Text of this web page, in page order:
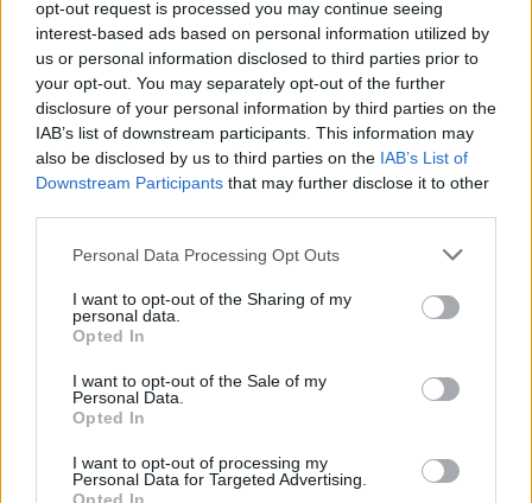
opt-out request is processed you may continue seeing
interest-based ads based on personal information utilized by
us or personal information disclosed to third parties prior to
your opt-out. You may separately opt-out of the further
disclosure of your personal information by third parties on the
IAB’s list of downstream participants. This information may
also be disclosed by us to third parties on the IAB’s List of
Downstream Participants that may further disclose it to other
Please note that this website/app uses one or more Google
not limited to your visit or usage behaviour. You may click to
grant or deny consent to Google and its third-party tags to
use your data for below specified purposes in below Google
consent section.
Personal Data Processing Opt Outs
I want to opt-out of the Sharing of my
personal data.
Opted In
I want to opt-out of the Sale of my
Personal Data.
Opted In
I want to opt-out of processing my
Personal Data for Targeted Advertising.
συμβεί στη συνέχεια. Η αβεβαιότητα σας αφήνει με
έναν συντριπτικό φόβο για το άγνωστο»,
συμπλήρωσε.
Σε άλλο σημείο, η Βεατρίκη μίλησε για την άφιξη
της Αθηνάς, λέγοντας: «Ήταν τόσο μικροσκοπική
που χρειάστηκαν περισσότερες από λίγες
εβδομάδες για να στεγνώσουν τα δάκρυα
μωρό μας σαν φυσιολογική. Τα πόδια της ήταν
τόσο μικρά - σχεδόν το ίδιο μέγεθος με τις
πατούσες ενός από τα κουνελάκια της μεγαλύτερης
κόρης μου».